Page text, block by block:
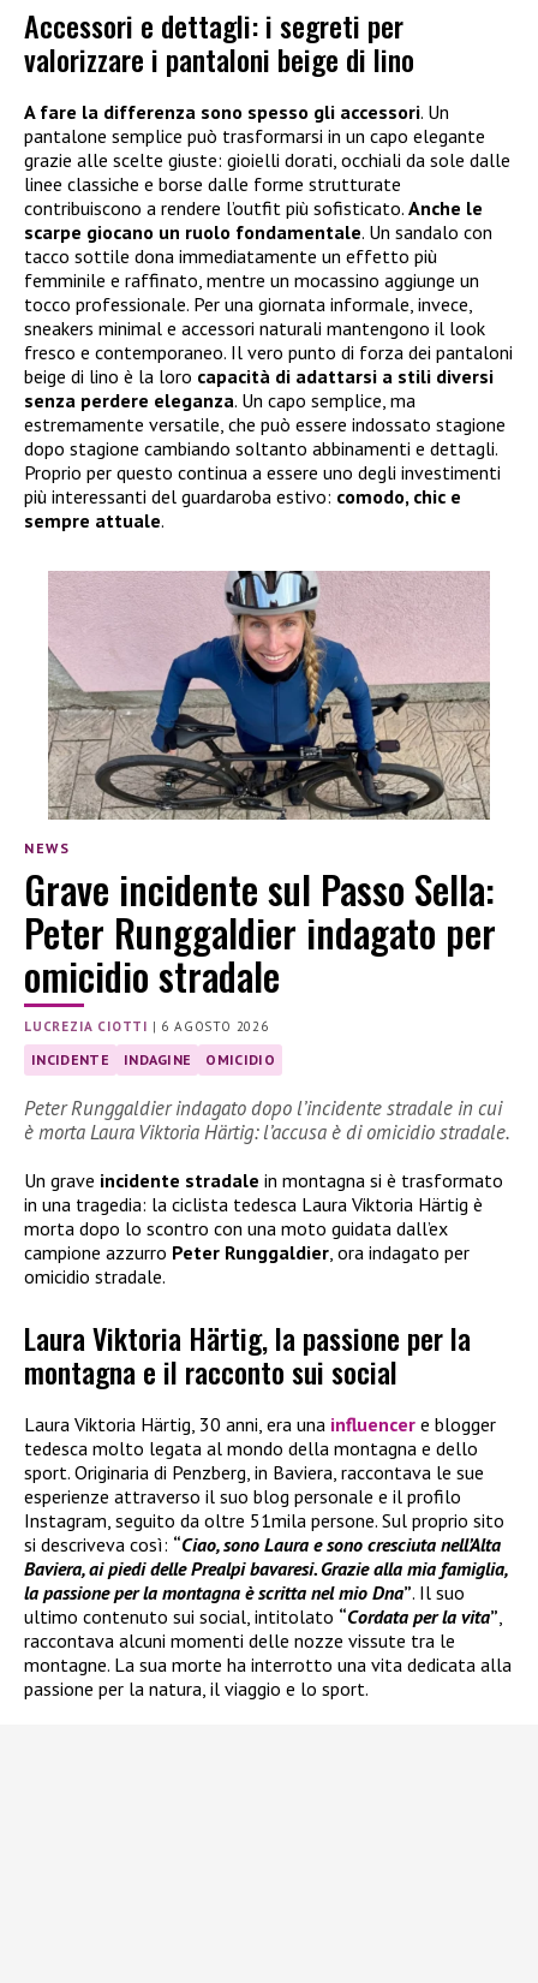
Accessori e dettagli: i segreti per
valorizzare i pantaloni beige di lino
A fare la differenza sono spesso gli accessori. Un
pantalone semplice può trasformarsi in un capo elegante
grazie alle scelte giuste: gioielli dorati, occhiali da sole dalle
linee classiche e borse dalle forme strutturate
contribuiscono a rendere l’outfit più sofisticato. Anche le
scarpe giocano un ruolo fondamentale. Un sandalo con
tacco sottile dona immediatamente un effetto più
femminile e raffinato, mentre un mocassino aggiunge un
tocco professionale. Per una giornata informale, invece,
sneakers minimal e accessori naturali mantengono il look
fresco e contemporaneo. Il vero punto di forza dei pantaloni
beige di lino è la loro capacità di adattarsi a stili diversi
senza perdere eleganza. Un capo semplice, ma
estremamente versatile, che può essere indossato stagione
dopo stagione cambiando soltanto abbinamenti e dettagli.
Proprio per questo continua a essere uno degli investimenti
più interessanti del guardaroba estivo: comodo, chic e
sempre attuale.
NEWS
Grave incidente sul Passo Sella:
Peter Runggaldier indagato per
omicidio stradale
LUCREZIA CIOTTI | 6 AGOSTO 2026
INCIDENTE INDAGINE OMICIDIO
Peter Runggaldier indagato dopo l’incidente stradale in cui
è morta Laura Viktoria Härtig: l’accusa è di omicidio stradale.
Un grave incidente stradale in montagna si è trasformato
in una tragedia: la ciclista tedesca Laura Viktoria Härtig è
morta dopo lo scontro con una moto guidata dall’ex
campione azzurro Peter Runggaldier, ora indagato per
omicidio stradale.
Laura Viktoria Härtig, la passione per la
montagna e il racconto sui social
Laura Viktoria Härtig, 30 anni, era una influencer e blogger
tedesca molto legata al mondo della montagna e dello
sport. Originaria di Penzberg, in Baviera, raccontava le sue
esperienze attraverso il suo blog personale e il profilo
Instagram, seguito da oltre 51mila persone. Sul proprio sito
si descriveva così: “Ciao, sono Laura e sono cresciuta nell’Alta
Baviera, ai piedi delle Prealpi bavaresi. Grazie alla mia famiglia,
la passione per la montagna è scritta nel mio Dna”. Il suo
ultimo contenuto sui social, intitolato “Cordata per la vita”
raccontava alcuni momenti delle nozze vissute tra le
montagne. La sua morte ha interrotto una vita dedicata alla
passione per la natura, il viaggio e lo sport.